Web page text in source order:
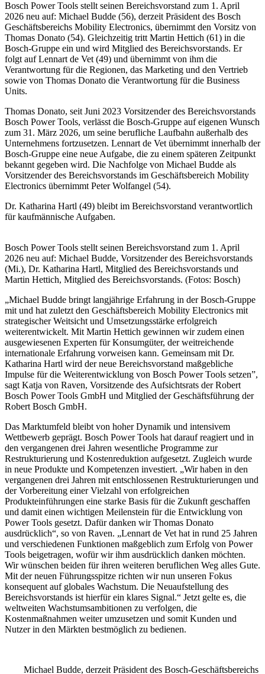
Bosch Power Tools stellt seinen Bereichsvorstand zum 1. April
2026 neu auf: Michael Budde (56), derzeit Präsident des Bosch
Geschäftsbereichs Mobility Electronics, übernimmt den Vorsitz von
Thomas Donato (54). Gleichzeitig tritt Martin Hettich (61) in die
Bosch-Gruppe ein und wird Mitglied des Bereichsvorstands. Er
folgt auf Lennart de Vet (49) und übernimmt von ihm die
Verantwortung für die Regionen, das Marketing und den Vertrieb
sowie von Thomas Donato die Verantwortung für die Business
Units.
Thomas Donato, seit Juni 2023 Vorsitzender des Bereichsvorstands
Bosch Power Tools, verlässt die Bosch-Gruppe auf eigenen Wunsch
zum 31. März 2026, um seine berufliche Laufbahn außerhalb des
Unternehmens fortzusetzen. Lennart de Vet übernimmt innerhalb der
Bosch-Gruppe eine neue Aufgabe, die zu einem späteren Zeitpunkt
bekannt gegeben wird. Die Nachfolge von Michael Budde als
Vorsitzender des Bereichsvorstands im Geschäftsbereich Mobility
Electronics übernimmt Peter Wolfangel (54).
Dr. Katharina Hartl (49) bleibt im Bereichsvorstand verantwortlich
für kaufmännische Aufgaben.
Bosch Power Tools stellt seinen Bereichsvorstand zum 1. April
2026 neu auf: Michael Budde, Vorsitzender des Bereichsvorstands
(Mi.), Dr. Katharina Hartl, Mitglied des Bereichsvorstands und
Martin Hettich, Mitglied des Bereichsvorstands. (Fotos: Bosch)
„Michael Budde bringt langjährige Erfahrung in der Bosch-Gruppe
mit und hat zuletzt den Geschäftsbereich Mobility Electronics mit
strategischer Weitsicht und Umsetzungsstärke erfolgreich
weiterentwickelt. Mit Martin Hettich gewinnen wir zudem einen
ausgewiesenen Experten für Konsumgüter, der weitreichende
internationale Erfahrung vorweisen kann. Gemeinsam mit Dr.
Katharina Hartl wird der neue Bereichsvorstand maßgebliche
Impulse für die Weiterentwicklung von Bosch Power Tools setzen”,
sagt Katja von Raven, Vorsitzende des Aufsichtsrats der Robert
Bosch Power Tools GmbH und Mitglied der Geschäftsführung der
Robert Bosch GmbH.
Das Marktumfeld bleibt von hoher Dynamik und intensivem
Wettbewerb geprägt. Bosch Power Tools hat darauf reagiert und in
den vergangenen drei Jahren wesentliche Programme zur
Restrukturierung und Kostenreduktion aufgesetzt. Zugleich wurde
in neue Produkte und Kompetenzen investiert. „Wir haben in den
vergangenen drei Jahren mit entschlossenen Restrukturierungen und
der Vorbereitung einer Vielzahl von erfolgreichen
Produkteinführungen eine starke Basis für die Zukunft geschaffen
und damit einen wichtigen Meilenstein für die Entwicklung von
Power Tools gesetzt. Dafür danken wir Thomas Donato
ausdrücklich“, so von Raven. „Lennart de Vet hat in rund 25 Jahren
und verschiedenen Funktionen maßgeblich zum Erfolg von Power
Tools beigetragen, wofür wir ihm ausdrücklich danken möchten.
Wir wünschen beiden für ihren weiteren beruflichen Weg alles Gute.
Mit der neuen Führungsspitze richten wir nun unseren Fokus
konsequent auf globales Wachstum. Die Neuaufstellung des
Bereichsvorstands ist hierfür ein klares Signal.“ Jetzt gelte es, die
weltweiten Wachstumsambitionen zu verfolgen, die
Kostenmaßnahmen weiter umzusetzen und somit Kunden und
Nutzer in den Märkten bestmöglich zu bedienen.
Michael Budde, derzeit Präsident des Bosch-Geschäftsbereichs